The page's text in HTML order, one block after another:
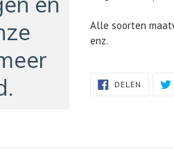
Alle soorten
enz.
DELEN DELEN